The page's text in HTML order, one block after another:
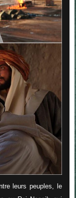
leurs peuples, le